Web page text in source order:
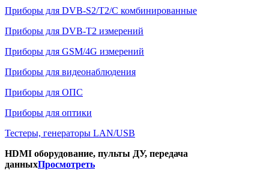
Приборы для DVB-S2/T2/C комбинированные
Приборы для DVB-T2 измерений
Приборы для GSM/4G измерений
Приборы для видеонаблюдения
Приборы для ОПС
Приборы для оптики
Тестеры, генераторы LAN/USB
HDMI оборудование, пульты ДУ, передача
данныхПросмотреть